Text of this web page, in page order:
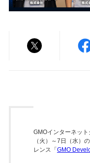
GMOインターネッ
（火）～7日（水）
レンス「 GMO